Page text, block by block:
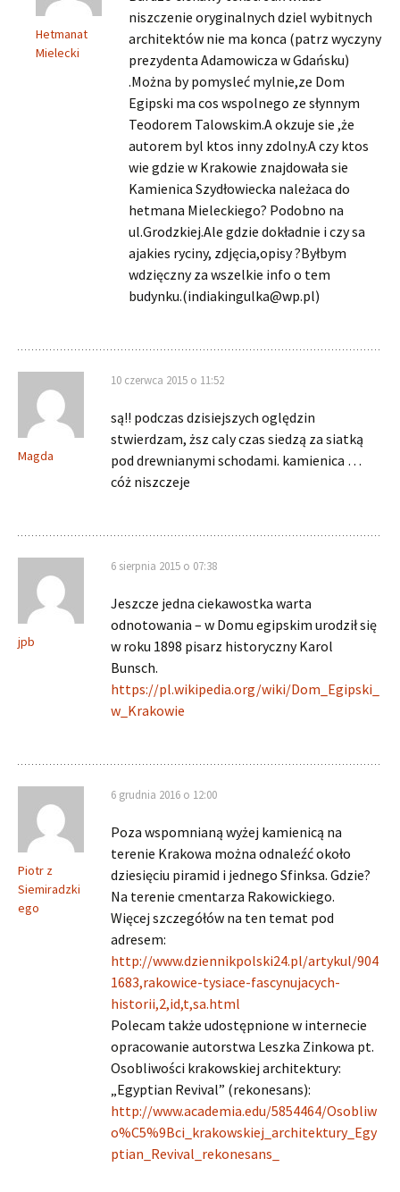
Hetmanat
Mielecki
niszczenie oryginalnych dziel wybitnych
architektów nie ma konca (patrz wyczyny
prezydenta Adamowicza w Gdańsku)
.Można by pomysleć mylnie,ze Dom
Egipski ma cos wspolnego ze słynnym
Teodorem Talowskim.A okzuje sie ,że
autorem byl ktos inny zdolny.A czy ktos
wie gdzie w Krakowie znajdowała sie
Kamienica Szydłowiecka należaca do
hetmana Mieleckiego? Podobno na
ul.Grodzkiej.Ale gdzie dokładnie i czy sa
ajakies ryciny, zdjęcia,opisy ?Byłbym
wdzięczny za wszelkie info o tem
budynku.(indiakingulka@wp.pl)
Magda
10 czerwca 2015 o 11:52
są!! podczas dzisiejszych oględzin
stwierdzam, ższ caly czas siedzą za siatką
pod drewnianymi schodami. kamienica …
cóż niszczeje
jpb
6 sierpnia 2015 o 07:38
Jeszcze jedna ciekawostka warta
odnotowania – w Domu egipskim urodził się
w roku 1898 pisarz historyczny Karol
Bunsch.
https://pl.wikipedia.org/wiki/Dom_Egipski_
w_Krakowie
Piotr z
Siemiradzki
ego
6 grudnia 2016 o 12:00
Poza wspomnianą wyżej kamienicą na
terenie Krakowa można odnaleźć około
dziesięciu piramid i jednego Sfinksa. Gdzie?
Na terenie cmentarza Rakowickiego.
Więcej szczegółów na ten temat pod
adresem:
http://www.dziennikpolski24.pl/artykul/904
1683,rakowice-tysiace-fascynujacych-
historii,2,id,t,sa.html
Polecam także udostępnione w internecie
opracowanie autorstwa Leszka Zinkowa pt.
Osobliwości krakowskiej architektury:
„Egyptian Revival” (rekonesans):
http://www.academia.edu/5854464/Osobliw
o%C5%9Bci_krakowskiej_architektury_Egy
ptian_Revival_rekonesans_